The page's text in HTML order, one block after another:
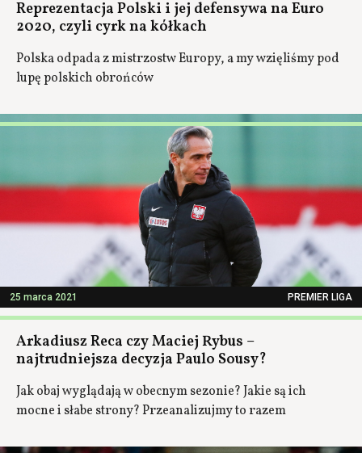
Reprezentacja Polski i jej defensywa na Euro
2020, czyli cyrk na kółkach
Polska odpada z mistrzostw Europy, a my wzięliśmy pod
lupę polskich obrońców
25 marca 2021 PREMIER LIGA
Arkadiusz Reca czy Maciej Rybus –
najtrudniejsza decyzja Paulo Sousy?
Jak obaj wyglądają w obecnym sezonie? Jakie są ich
mocne i słabe strony? Przeanalizujmy to razem